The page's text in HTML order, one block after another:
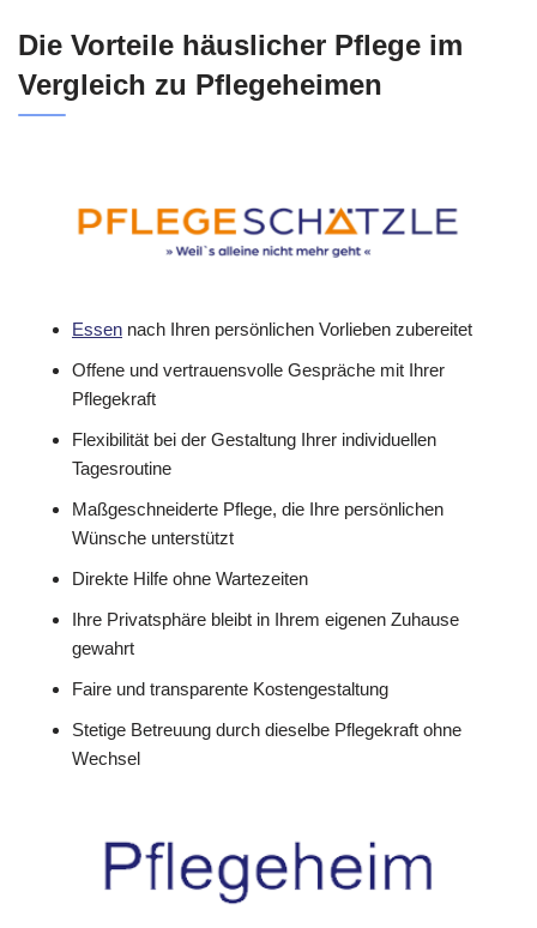
Die Vorteile häuslicher Pflege im
Vergleich zu Pflegeheimen
Essen nach Ihren persönlichen Vorlieben zubereitet
Offene und vertrauensvolle Gespräche mit Ihrer
Pflegekraft
Flexibilität bei der Gestaltung Ihrer individuellen
Tagesroutine
Maßgeschneiderte Pflege, die Ihre persönlichen
Wünsche unterstützt
Direkte Hilfe ohne Wartezeiten
Ihre Privatsphäre bleibt in Ihrem eigenen Zuhause
gewahrt
Faire und transparente Kostengestaltung
Stetige Betreuung durch dieselbe Pflegekraft ohne
Wechsel